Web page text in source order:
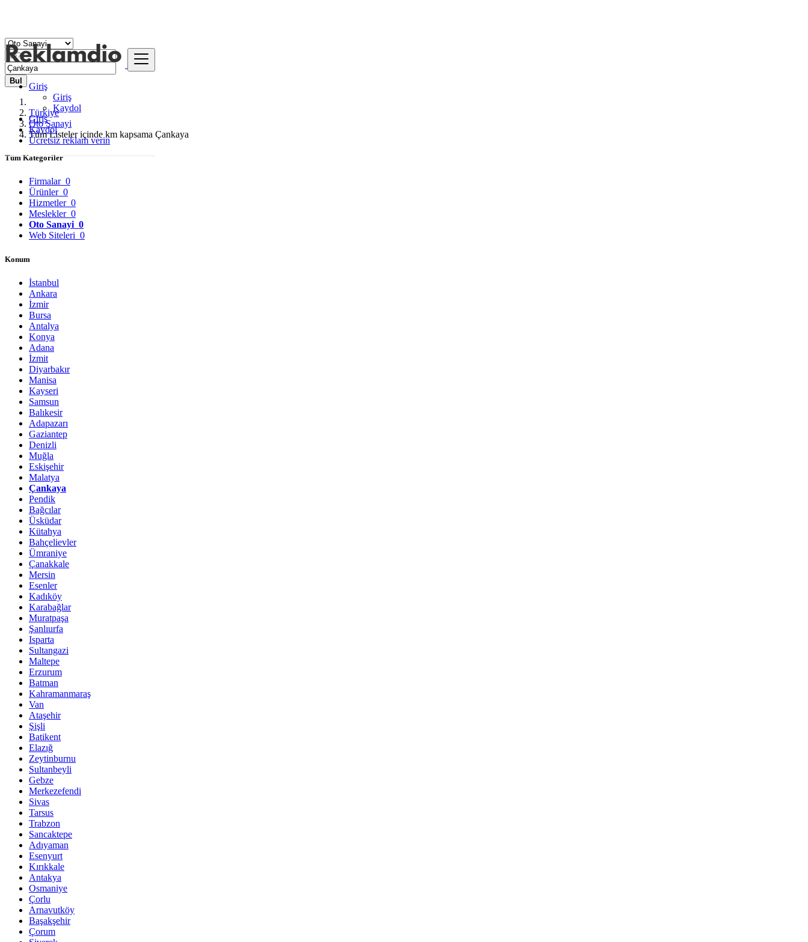
Giriş
Giriş
Kaydol
Giriş
Kaydol
Ücretsiz reklam verin
Bul
Türkiye
Oto Sanayi
Tüm Listeler içinde km kapsama Çankaya
Tüm Kategoriler
Firmalar 0
Ürünler 0
Hizmetler 0
Meslekler 0
Oto Sanayi 0
Web Siteleri 0
Konum
İstanbul
Ankara
İzmir
Bursa
Antalya
Konya
Adana
İzmit
Diyarbakır
Manisa
Kayseri
Samsun
Balıkesir
Adapazarı
Gaziantep
Denizli
Muğla
Eskişehir
Malatya
Çankaya
Pendik
Bağcılar
Üsküdar
Kütahya
Bahçelievler
Ümraniye
Çanakkale
Mersin
Esenler
Kadıköy
Karabağlar
Muratpaşa
Şanlıurfa
Isparta
Sultangazi
Maltepe
Erzurum
Batman
Kahramanmaraş
Van
Ataşehir
Şişli
Batikent
Elazığ
Zeytinburnu
Sultanbeyli
Gebze
Merkezefendi
Sivas
Tarsus
Trabzon
Sancaktepe
Adıyaman
Esenyurt
Kırıkkale
Antakya
Osmaniye
Çorlu
Arnavutköy
Başakşehir
Çorum